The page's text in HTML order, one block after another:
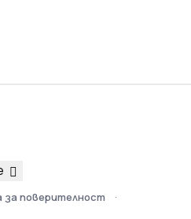
за поверителност